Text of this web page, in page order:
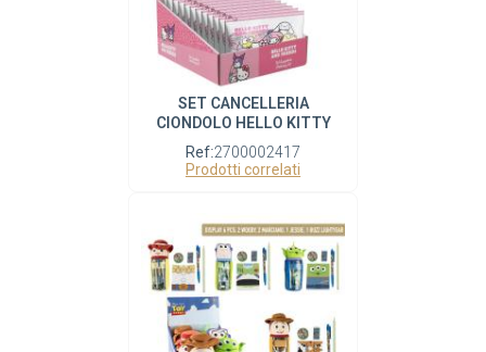
SET CANCELLERIA
CIONDOLO HELLO KITTY
Ref:2700002417
Prodotti correlati